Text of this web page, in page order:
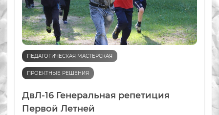
ПЕДАГОГИЧЕСКАЯ МАСТЕРСКАЯ
ПРОЕКТНЫЕ РЕШЕНИЯ
ДвЛ-16 Генеральная репетиция
Первой Летней